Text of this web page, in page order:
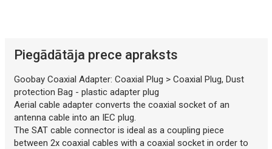
Mākslīgā intelekta aprakstsPiegādātāja prece apraksts
Goobay Coaxial Adapter: Coaxial Plug > Coaxial Plug, Dust
protection Bag - plastic adapter plug
Aerial cable adapter converts the coaxial socket of an
antenna cable into an IEC plug.
The SAT cable connector is ideal as a coupling piece
between 2x coaxial cables with a coaxial socket in order to